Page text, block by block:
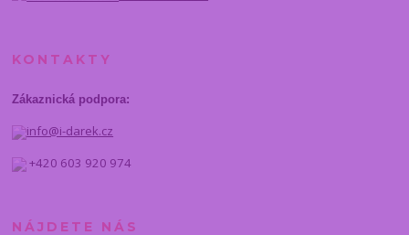
KONTAKTY
Zákaznická podpora:
info@i-darek.cz
+420 603 920 974
NÁJDETE NÁS